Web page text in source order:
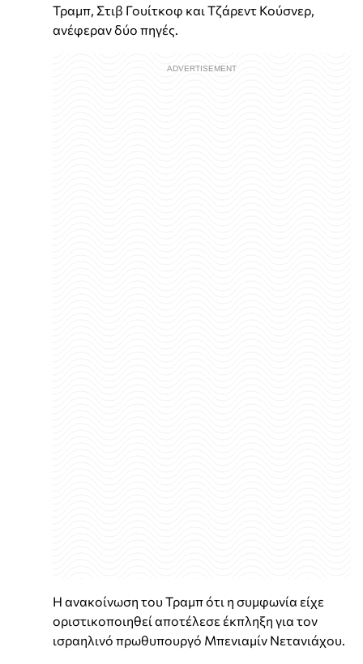
Τραμπ, Στιβ Γουίτκοφ και Τζάρεντ Κούσνερ,
ανέφεραν δύο πηγές.
Η ανακοίνωση του Τραμπ ότι η συμφωνία είχε
οριστικοποιηθεί αποτέλεσε έκπληξη για τον
ισραηλινό πρωθυπουργό Μπενιαμίν Νετανιάχου.